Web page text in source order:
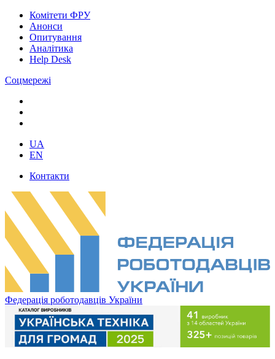
Комітети ФРУ
Анонси
Опитування
Аналітика
Help Desk
Соцмережі
UA
EN
Контакти
Федерація роботодавців України